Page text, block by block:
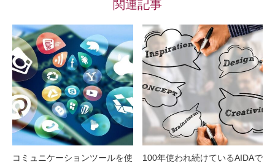
関連記事
コミュニケーションツールを使
100年使われ続けているAIDAで